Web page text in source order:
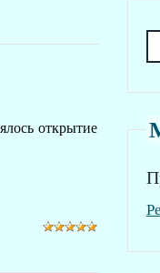
открытие